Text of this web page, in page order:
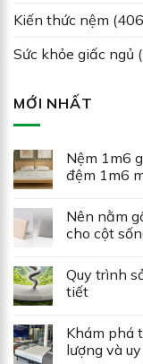
Kiến thức nệm
Sức khỏe giấc ngủ
MỚI NHẤT
Nệm 1m6
đệm 1m6
Nên nằm
cho cột
Quy trình
tiết
Khám phá
lượng và